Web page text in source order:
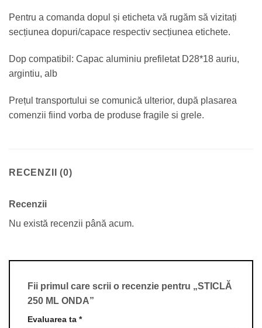
Pentru a comanda dopul și eticheta vă rugăm să vizitați
secțiunea dopuri/capace respectiv secțiunea etichete.
Dop compatibil: Capac aluminiu prefiletat D28*18 auriu,
argintiu, alb
Prețul transportului se comunică ulterior, după plasarea
comenzii fiind vorba de produse fragile si grele.
RECENZII (0)
Recenzii
Nu există recenzii până acum.
Fii primul care scrii o recenzie pentru „STICLĂ
250 ML ONDA”
Evaluarea ta *